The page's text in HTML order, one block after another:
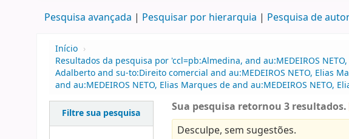
Pesquisa avançada Pesquisar por hierarquia Pesquisa de
Início ›
Resultados da pesquisa por 'ccl=pb:Almedina, and au:MEDEIROS
Adalberto and su-to:Direito comercial and au:MEDEIROS NETO, Elias
and au:MEDEIROS NETO, Elias Marques de and au:MEDEIROS NETO,
Filtre sua pesquisa
Sua pesquisa retornou 3 resultados.
Desculpe, sem sugestões.